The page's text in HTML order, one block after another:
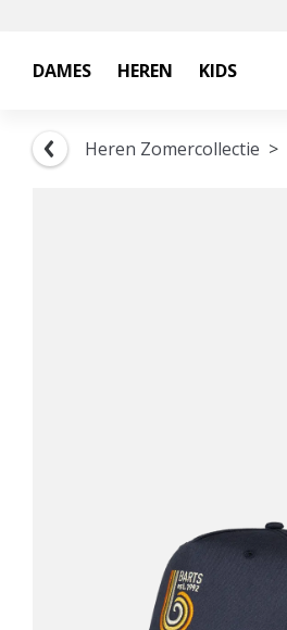
DAMES HEREN KIDS
Heren Zomercollectie